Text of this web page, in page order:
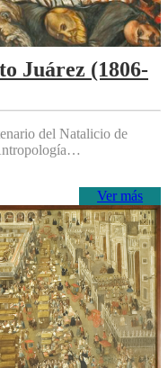
Juárez (1806-
del Natalicio de
Ver más